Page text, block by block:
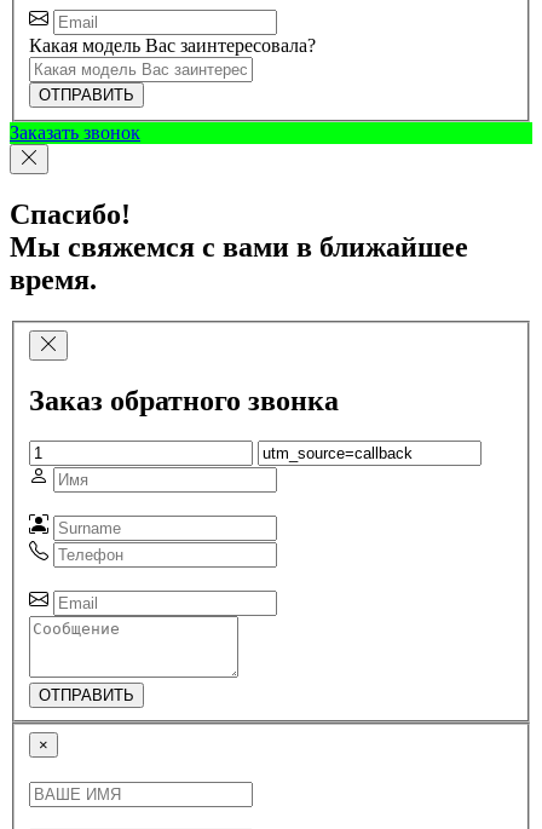
Какая модель Вас заинтересовала?
ОТПРАВИТЬ
Заказать звонок
Спасибо!
Мы свяжемся с вами в ближайшее
время.
Заказ обратного звонка
ОТПРАВИТЬ
×